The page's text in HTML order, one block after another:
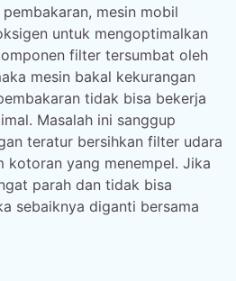
mesin mobil
untuk mengoptimalkan
filter tersumbat oleh
mesin bakal kekurangan
tidak bisa bekerja
Masalah ini sanggup
teratur bersihkan filter udara
kotoran yang menempel. Jika
parah dan tidak bisa
sebaiknya diganti bersama